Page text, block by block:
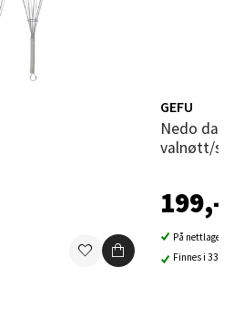
GEFU
Nedo dansk deigvisp 32x2,5 cm
valnøtt/stål
199,-
På nettlager
Finnes i 33
3, 7340 Oppdal
Velg